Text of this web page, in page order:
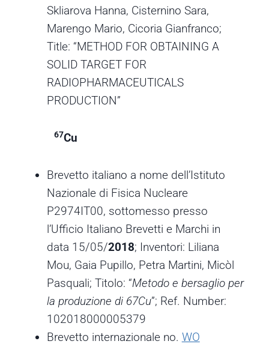
Skliarova Hanna, Cisternino Sara,
Marengo Mario, Cicoria Gianfranco;
Title: “METHOD FOR OBTAINING A
SOLID TARGET FOR
RADIOPHARMACEUTICALS
PRODUCTION”
67Cu
Brevetto italiano a nome dell’Istituto
Nazionale di Fisica Nucleare
P2974IT00, sottomesso presso
l’Ufficio Italiano Brevetti e Marchi in
data 15/05/2018; Inventori: Liliana
Mou, Gaia Pupillo, Petra Martini, Micòl
Pasquali; Titolo: “Metodo e bersaglio per
la produzione di 67Cu”; Ref. Number:
102018000005379
Brevetto internazionale no. WO